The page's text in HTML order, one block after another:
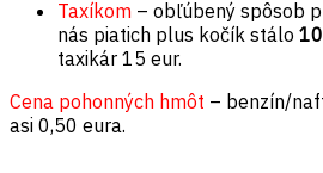
Taxíkom – obľúbený spôsob
nás piatich plus kočík stálo
taxikár 15 eur.
Cena pohonných hmôt – benzín/
asi 0,50 eura.